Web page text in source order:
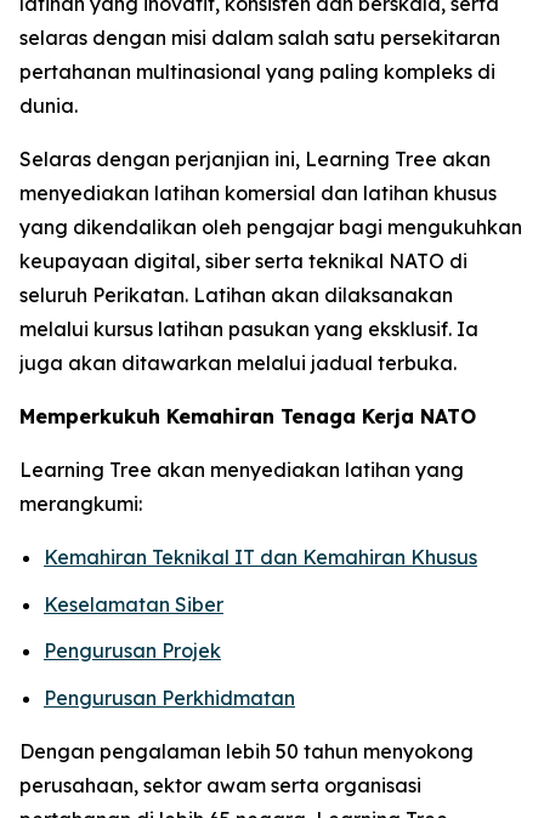
selaras dengan misi dalam salah satu persekitaran
pertahanan multinasional yang paling kompleks di
dunia.
Selaras dengan perjanjian ini, Learning Tree akan
menyediakan latihan komersial dan latihan khusus
yang dikendalikan oleh pengajar bagi mengukuhkan
keupayaan digital, siber serta teknikal NATO di
seluruh Perikatan. Latihan akan dilaksanakan
melalui kursus latihan pasukan yang eksklusif. Ia
juga akan ditawarkan melalui jadual terbuka.
Memperkukuh Kemahiran Tenaga Kerja NATO
Learning Tree akan menyediakan latihan yang
merangkumi:
Kemahiran Teknikal IT dan Kemahiran Khusus
Keselamatan Siber
Pengurusan Projek
Pengurusan Perkhidmatan
Dengan pengalaman lebih 50 tahun menyokong
perusahaan, sektor awam serta organisasi